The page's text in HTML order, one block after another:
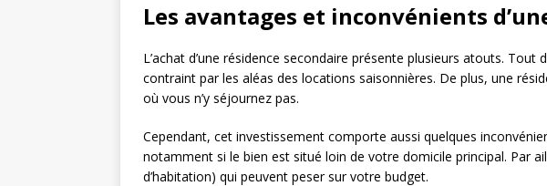
Les avantages et inconvénients
L’achat d’une résidence secondaire présente plusieurs atouts.
contraint par les aléas des locations saisonnières. De plus, une
où vous n’y séjournez pas.
Cependant, cet investissement comporte aussi quelques
notamment si le bien est situé loin de votre domicile principal. Par
d’habitation) qui peuvent peser sur votre budget.